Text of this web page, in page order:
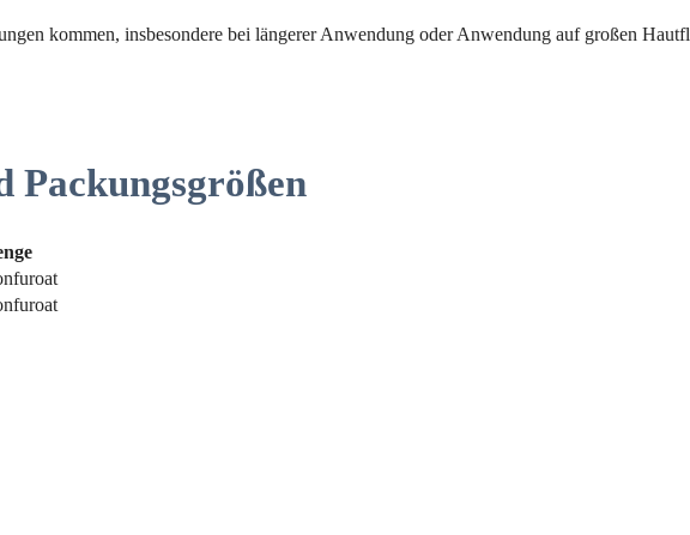
kommen, insbesondere bei längerer Anwendung oder Anwendung auf großen
Packungsgrößen